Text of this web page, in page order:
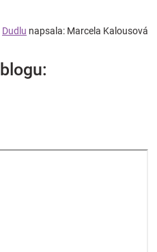
Dudlu napsala: Marcela Kalousová